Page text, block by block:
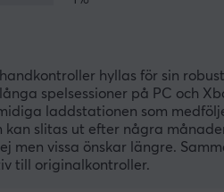
hyllas för sin
spelsessioner på PC och
laddstationen som
kan slitas ut efter några
men vissa önskar längre.
till originalkontroller.